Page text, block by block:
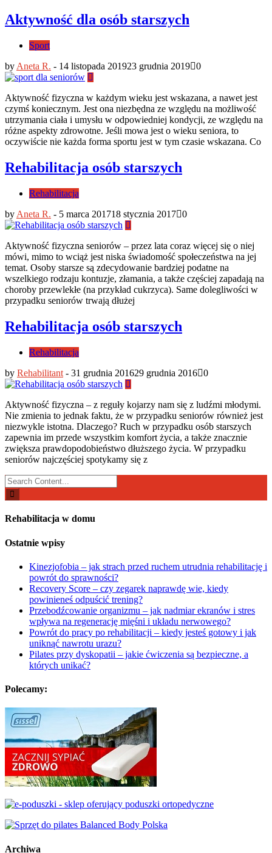
Aktywność dla osób starszych
Sport
by Aneta R. - 14 listopada 201923 grudnia 2019 0
Aktywność fizyczna w każdym wieku jest wskazana, a nawet jest
czymś koniecznym. Jest ona niezbędna ze względu na możliwość
utrzymania ciała i umysłu w odpowiedniej kondycji, ze względu na
różne aspekty zdrowotne. Jeśli mowa jest o wieku seniora, to
oczywiście nie każda forma sportu jest w tym czasie wskazana. Co
Rehabilitacja osób starszych
Rehabilitacja
by Aneta R. - 5 marca 201718 stycznia 2017 0
Aktywność fizyczna seniorów – przez lata coraz więcej się o niej
mówi, mimo to wciąż jest niska świadomość społeczeństwa na jej
temat. Osoby starsze są zdecydowanie bardziej podatne na
wszelkiego rodzaju kontuzje, złamania, a także częściej zapadają na
choroby przewlekłe (na przykład cukrzyca). Same dolegliwości w
przypadku seniorów trwają dłużej
Rehabilitacja osób starszych
Rehabilitacja
by Rehabilitant - 31 grudnia 201629 grudnia 2016 0
Aktywność fizyczna – z reguły kojarzy nam się z ludźmi młodymi.
Nie zmienia to jednak faktu, że w przypadku seniorów również jest
niezwykle istotna. Dlaczego? Ruch w przypadku osób starszych
zapewnia im przede wszystkim komfort życia, a także znacznie
zwiększa prawdopodobieństwo dłuższego życia. W przypadku
seniorów najczęściej spotykamy się z
Search
for:
Rehabilitacja w domu
Ostatnie wpisy
Kinezjofobia – jak strach przed ruchem utrudnia rehabilitację i
powrót do sprawności?
Recovery Score – czy zegarek naprawdę wie, kiedy
powinieneś odpuścić trening?
Przebodźcowanie organizmu – jak nadmiar ekranów i stres
wpływa na regenerację mięśni i układu nerwowego?
Powrót do pracy po rehabilitacji – kiedy jesteś gotowy i jak
uniknąć nawrotu urazu?
Pilates przy dyskopatii – jakie ćwiczenia są bezpieczne, a
których unikać?
Polecamy:
Archiwa